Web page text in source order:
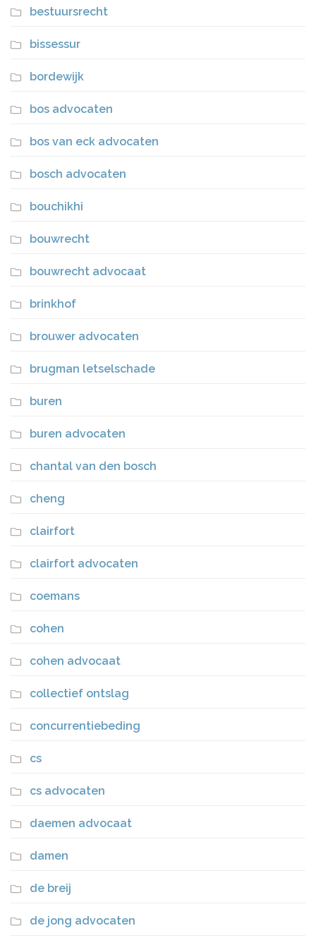
bestuursrecht
bissessur
bordewijk
bos advocaten
bos van eck advocaten
bosch advocaten
bouchikhi
bouwrecht
bouwrecht advocaat
brinkhof
brouwer advocaten
brugman letselschade
buren
buren advocaten
chantal van den bosch
cheng
clairfort
clairfort advocaten
coemans
cohen
cohen advocaat
collectief ontslag
concurrentiebeding
cs
cs advocaten
daemen advocaat
damen
de breij
de jong advocaten